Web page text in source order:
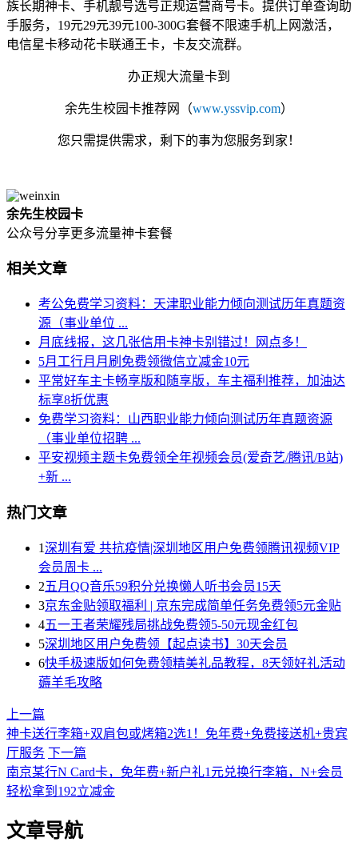
族长期神卡、手机靓号选号正规运营商号卡。提供订单查询助
手服务，19元29元39元100-300G套餐不限速手机上网激活，
电信星卡移动花卡联通王卡，卡友交流群。
办正规大流量卡到
余先生校园卡推荐网 （www.yssvip.com）
您只需提供需求，剩下的事为您服务到家！
余先生校园卡
公众号分享更多流量神卡套餐
相关文章
考公免费学习资料：天津职业能力倾向测试历年真题资
源（事业单位 ...
月底线报，这几张信用卡神卡别错过！网点多！
5月工行月月刷免费领微信立减金10元
平常好车主卡畅享版和随享版，车主福利推荐，加油达
标享8折优惠
免费学习资料：山西职业能力倾向测试历年真题资源
（事业单位招聘 ...
平安视频主题卡免费领全年视频会员(爱奇艺/腾讯/B站)
+新 ...
热门文章
1深圳有爱 共抗疫情|深圳地区用户免费领腾讯视频VIP
会员周卡 ...
2五月QQ音乐59积分兑换懒人听书会员15天
3京东金贴领取福利 | 京东完成简单任务免费领5元金贴
4五一王者荣耀残局挑战免费领5-50元现金红包
5深圳地区用户免费领【起点读书】30天会员
6快手极速版如何免费领精美礼品教程，8天领好礼活动
薅羊毛攻略
上一篇
神卡送行李箱+双肩包或烤箱2选1！免年费+免费接送机+贵宾
厅服务 下一篇
南京某行N Card卡，免年费+新户礼1元兑换行李箱，N+会员
轻松拿到192立减金
文章导航